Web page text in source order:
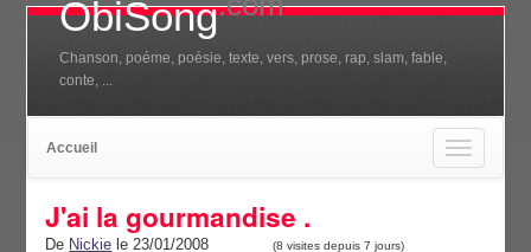
ObiSong
Chanson, poéme, poésie, texte, vers, prose, rap, slam, fable,
conte, ...
Toggle
navigation
Accueil
J'ai la gourmandise .
De Nickie le 23/01/2008 (8 visites depuis 7 jours)